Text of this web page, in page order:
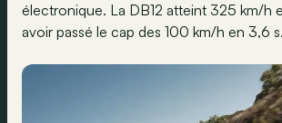
électronique. La DB12 atteint 325 km/h
avoir passé le cap des 100 km/h en 3,6 s.